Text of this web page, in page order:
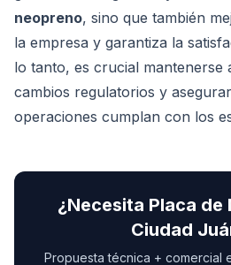
neopreno, sino que también
la empresa y garantiza la
lo tanto, es crucial mantenerse
cambios regulatorios y
operaciones cumplan con los
¿Necesita Placa de
Ciudad
Propuesta técnica + comercial